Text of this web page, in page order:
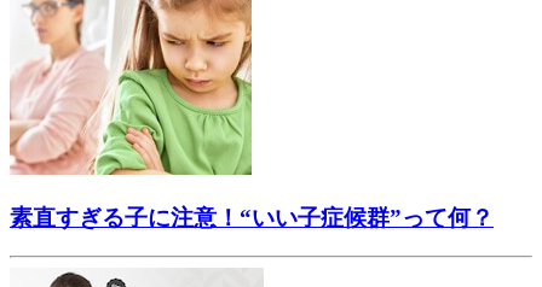
素直すぎる子に注意！“いい子症候群”って何？